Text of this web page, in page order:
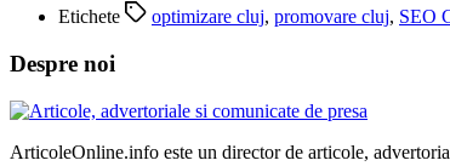
Etichete optimizare cluj, promovare cluj, SEO
Despre noi
ArticoleOnline.info este un director de articole,